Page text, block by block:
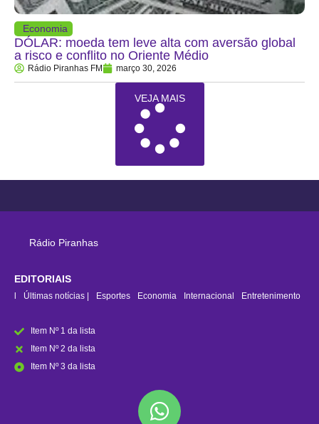
Economia
DÓLAR: moeda tem leve alta com aversão global
a risco e conflito no Oriente Médio
Rádio Piranhas FM março 30, 2026
VEJA MAIS
Rádio Piranhas
EDITORIAIS
Últimas notícias | Esportes Economia Internacional Entretenimento
Item Nº 1 da lista
Item Nº 2 da lista
Item Nº 3 da lista